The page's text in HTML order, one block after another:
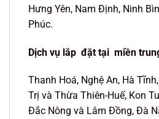
Hưng Yên, Nam Định, Ninh
Phúc.
Dịch vụ lắp đặt tại miền
Thanh Hoá, Nghệ An, Hà
Trị và Thừa Thiên-Huế, Kon
Đắc Nông và Lâm Đồng, Đà